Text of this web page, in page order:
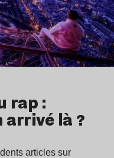
rap :
arrivé là ?
articles sur